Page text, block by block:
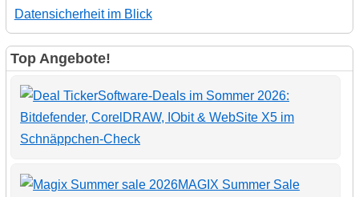
Datensicherheit im Blick
Top Angebote!
Software-Deals im Sommer 2026:
Bitdefender, CorelDRAW, IObit & WebSite X5 im
Schnäppchen-Check
MAGIX Summer Sale